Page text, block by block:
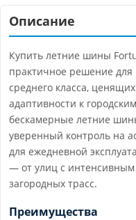
Описание
Купить летние шины
практичное решение для
среднего класса,
адаптивности к
бескамерные летние
уверенный контроль на
для ежедневной
— от улиц с
загородных трасс.
Преимущества